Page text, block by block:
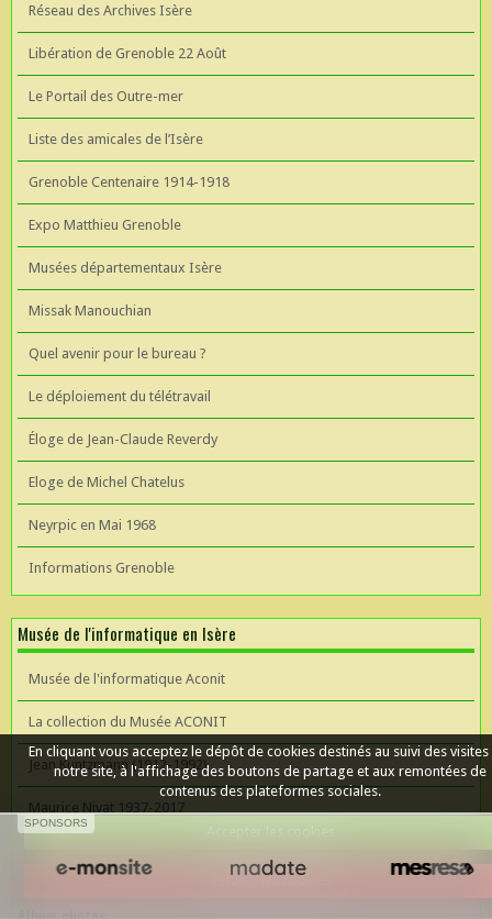
Réseau des Archives Isère
Libération de Grenoble 22 Août
Le Portail des Outre-mer
Liste des amicales de l’Isère
Grenoble Centenaire 1914-1918
Expo Matthieu Grenoble
Musées départementaux Isère
Missak Manouchian
Quel avenir pour le bureau ?
Le déploiement du télétravail
Éloge de Jean-Claude Reverdy
Eloge de Michel Chatelus
Neyrpic en Mai 1968
Informations Grenoble
Musée de l'informatique en Isère
Musée de l'informatique Aconit
La collection du Musée ACONIT
Jean Kuntzmann (1912-1992)
Maurice Nivat 1937-2017
SPONSORS
En cliquant vous acceptez le dépôt de cookies destinés au suivi des visites
notre site, à l'affichage des boutons de partage et aux remontées de
contenus des plateformes sociales.
Refuser les cookies